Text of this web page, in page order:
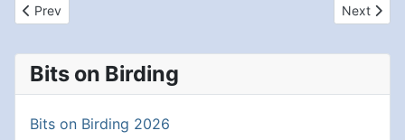
Previous article: Koninklijk in de Eemshaven
Prev Next
Next
Bits on Birding
Bits on Birding 2026